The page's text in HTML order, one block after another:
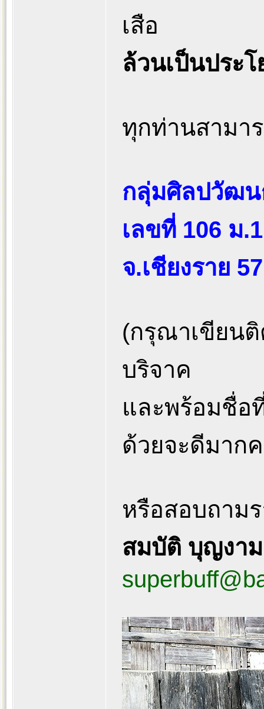
เสือ
ล้วนเป็นประ
ทุกท่านสามา
กลุ่มศิลปวัฒน
เลขที่ 106 ม
จ.เชียงราย
(กรุณาเขียน
บริจาค
และพร้อมชื่อ
ด้วยจะดีมาก
หรือสอบถาม
สมบัติ บุญงา